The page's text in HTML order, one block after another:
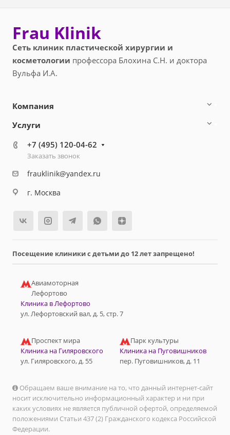
Frau Klinik
Сеть клиник пластической хирургии и
косметологии профессора Блохина С.Н. и доктора
Вульфа И.А.
Компания
Услуги
+7 (495) 120-04-62
Заказать звонок
frauklinik@yandex.ru
г. Москва
Посещение клиники с детьми до 12 лет запрещено!
Авиамоторная
Лефортово
Клиника в Лефортово
ул. Лефортовский вал, д. 5, стр. 7
Проспект мира
Клиника на Гиляровского
ул. Гиляровского, д. 55
Парк культуры
Клиника на Пуговишников
пер. Пуговишников, д. 11
Обращаем ваше внимание на то, что данный интернет-сайт
носит исключительно информационный характер и ни при
каких условиях не является публичной офертой, определяемой
положениями Статьи 437 (2) Гражданского кодекса Российской
Федерации.